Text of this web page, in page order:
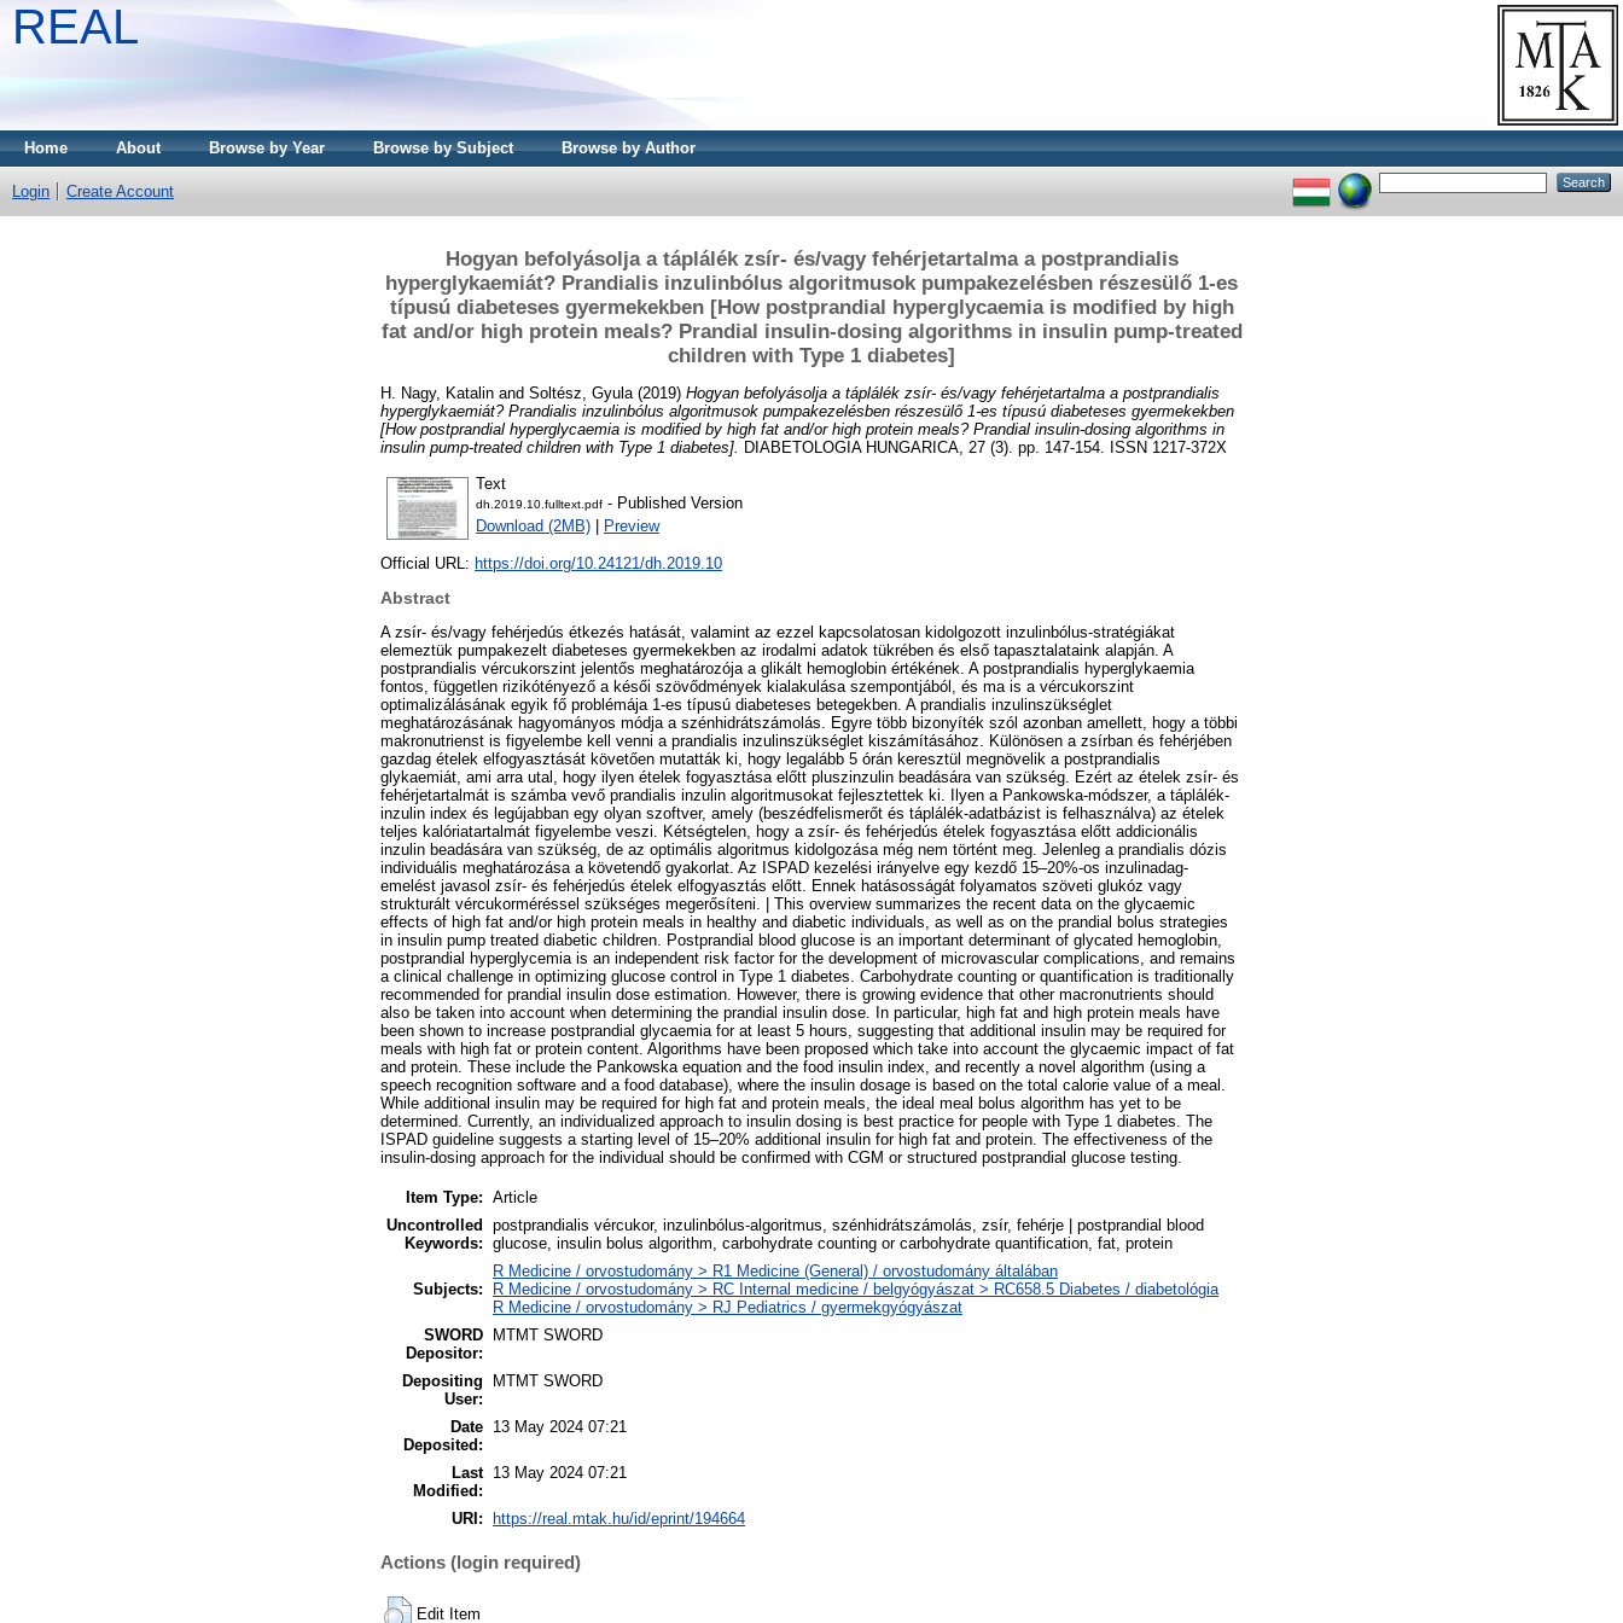
REAL
Home About Browse by Year Browse by Subject Browse by Author
Login Create Account
Hogyan befolyásolja a táplálék zsír- és/vagy fehérjetartalma a postprandialis
hyperglykaemiát? Prandialis inzulinbólus algoritmusok pumpakezelésben részesülő 1-es
típusú diabeteses gyermekekben [How postprandial hyperglycaemia is modified by high
fat and/or high protein meals? Prandial insulin-dosing algorithms in insulin pump-treated
children with Type 1 diabetes]
H. Nagy, Katalin and Soltész, Gyula (2019) Hogyan befolyásolja a táplálék zsír- és/vagy fehérjetartalma a postprandialis
hyperglykaemiát? Prandialis inzulinbólus algoritmusok pumpakezelésben részesülő 1-es típusú diabeteses gyermekekben
[How postprandial hyperglycaemia is modified by high fat and/or high protein meals? Prandial insulin-dosing algorithms in
insulin pump-treated children with Type 1 diabetes]. DIABETOLOGIA HUNGARICA, 27 (3). pp. 147-154. ISSN 1217-372X
Text
dh.2019.10.fulltext.pdf - Published Version
Download (2MB)
Preview
Official URL: https://doi.org/10.24121/dh.2019.10
Abstract
A zsír- és/vagy fehérjedús étkezés hatását, valamint az ezzel kapcsolatosan kidolgozott inzulinbólus-stratégiákat
elemeztük pumpakezelt diabeteses gyermekekben az irodalmi adatok tükrében és első tapasztalataink alapján. A
postprandialis vércukorszint jelentős meghatározója a glikált hemoglobin értékének. A postprandialis hyperglykaemia
fontos, független rizikótényező a késői szövődmények kialakulása szempontjából, és ma is a vércukorszint
optimalizálásának egyik fő problémája 1-es típusú diabeteses betegekben. A prandialis inzulinszükséglet
meghatározásának hagyományos módja a szénhidrátszámolás. Egyre több bizonyíték szól azonban amellett, hogy a többi
makronutrienst is figyelembe kell venni a prandialis inzulinszükséglet kiszámításához. Különösen a zsírban és fehérjében
gazdag ételek elfogyasztását követően mutatták ki, hogy legalább 5 órán keresztül megnövelik a postprandialis
glykaemiát, ami arra utal, hogy ilyen ételek fogyasztása előtt pluszinzulin beadására van szükség. Ezért az ételek zsír- és
fehérjetartalmát is számba vevő prandialis inzulin algoritmusokat fejlesztettek ki. Ilyen a Pankowska-módszer, a táplálék-
inzulin index és legújabban egy olyan szoftver, amely (beszédfelismerőt és táplálék-adatbázist is felhasználva) az ételek
teljes kalóriatartalmát figyelembe veszi. Kétségtelen, hogy a zsír- és fehérjedús ételek fogyasztása előtt addicionális
inzulin beadására van szükség, de az optimális algoritmus kidolgozása még nem történt meg. Jelenleg a prandialis dózis
individuális meghatározása a követendő gyakorlat. Az ISPAD kezelési irányelve egy kezdő 15–20%-os inzulinadag-
emelést javasol zsír- és fehérjedús ételek elfogyasztás előtt. Ennek hatásosságát folyamatos szöveti glukóz vagy
strukturált vércukorméréssel szükséges megerősíteni. | This overview summarizes the recent data on the glycaemic
effects of high fat and/or high protein meals in healthy and diabetic individuals, as well as on the prandial bolus strategies
in insulin pump treated diabetic children. Postprandial blood glucose is an important determinant of glycated hemoglobin,
postprandial hyperglycemia is an independent risk factor for the development of microvascular complications, and remains
a clinical challenge in optimizing glucose control in Type 1 diabetes. Carbohydrate counting or quantification is traditionally
recommended for prandial insulin dose estimation. However, there is growing evidence that other macronutrients should
also be taken into account when determining the prandial insulin dose. In particular, high fat and high protein meals have
been shown to increase postprandial glycaemia for at least 5 hours, suggesting that additional insulin may be required for
meals with high fat or protein content. Algorithms have been proposed which take into account the glycaemic impact of fat
and protein. These include the Pankowska equation and the food insulin index, and recently a novel algorithm (using a
speech recognition software and a food database), where the insulin dosage is based on the total calorie value of a meal.
While additional insulin may be required for high fat and protein meals, the ideal meal bolus algorithm has yet to be
determined. Currently, an individualized approach to insulin dosing is best practice for people with Type 1 diabetes. The
ISPAD guideline suggests a starting level of 15–20% additional insulin for high fat and protein. The effectiveness of the
insulin-dosing approach for the individual should be confirmed with CGM or structured postprandial glucose testing.
Item Type: Article
Uncontrolled
Keywords:
postprandialis vércukor, inzulinbólus-algoritmus, szénhidrátszámolás, zsír, fehérje | postprandial blood
glucose, insulin bolus algorithm, carbohydrate counting or carbohydrate quantification, fat, protein
Subjects:
R Medicine / orvostudomány > R1 Medicine (General) / orvostudomány általában
R Medicine / orvostudomány > RC Internal medicine / belgyógyászat > RC658.5 Diabetes / diabetológia
R Medicine / orvostudomány > RJ Pediatrics / gyermekgyógyászat
SWORD
Depositor:
MTMT SWORD
Depositing
User:
MTMT SWORD
Date
Deposited:
13 May 2024 07:21
Last
Modified:
13 May 2024 07:21
URI: https://real.mtak.hu/id/eprint/194664
Actions (login required)
Edit Item